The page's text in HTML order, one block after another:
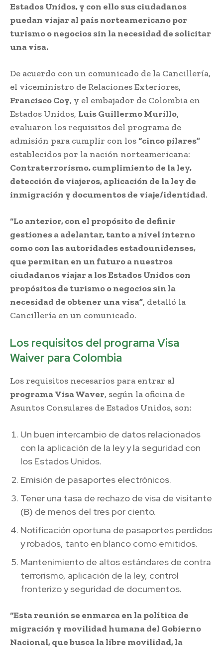
Estados Unidos, y con ello sus ciudadanos
puedan viajar al país norteamericano por
turismo o negocios sin la necesidad de solicitar
una visa.
De acuerdo con un comunicado de la Cancillería,
el viceministro de Relaciones Exteriores,
Francisco Coy, y el embajador de Colombia en
Estados Unidos, Luis Guillermo Murillo,
evaluaron los requisitos del programa de
admisión para cumplir con los“cinco pilares”
establecidos por la nación norteamericana:
Contraterrorismo, cumplimiento de la ley,
detección de viajeros, aplicación de la ley de
inmigración y documentos de viaje/identidad.
“Lo anterior, con el propósito de definir
gestiones a adelantar, tanto a nivel interno
como con las autoridades estadounidenses,
que permitan en un futuro a nuestros
ciudadanos viajar a los Estados Unidos con
propósitos de turismo o negocios sin la
necesidad de obtener una visa”, detalló la
Cancillería en un comunicado.
Los requisitos del programa Visa
Waiver para Colombia
Los requisitos necesarios para entrar al
programaVisa Waver, según la oficina de
Asuntos Consulares de Estados Unidos, son:
Un buen intercambio de datos relacionados
con la aplicación de la ley y la seguridad con
los Estados Unidos.
Emisión de pasaportes electrónicos.
Tener una tasa de rechazo de visa de visitante
(B) de menos del tres por ciento.
Notificación oportuna de pasaportes perdidos
y robados, tanto en blanco como emitidos.
Mantenimiento de altos estándares de contra
terrorismo, aplicación de la ley, control
fronterizo y seguridad de documentos.
“Esta reunión se enmarca en la política de
migración y movilidad humana del Gobierno
Nacional, que busca la libre movilidad, la